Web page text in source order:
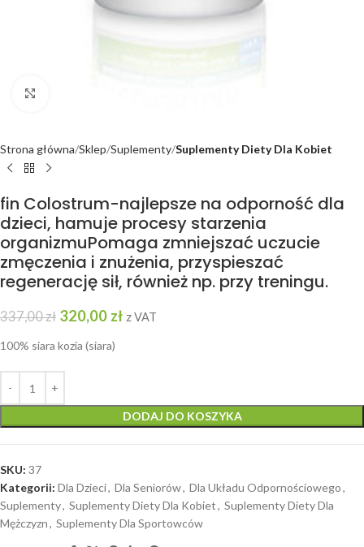
Strona główna Sklep Suplementy Suplementy Diety Dla Kobiet
fin Colostrum-najlepsze na odporność dla
dzieci, hamuje procesy starzenia
organizmuPomaga zmniejszać uczucie
zmęczenia i znużenia, przyspieszać
regenerację sił, również np. przy treningu.
337,00zł 320,00 zł z VAT
100% siara kozia (siara)
DODAJ DO KOSZYKA
SKU: 37
Kategorii: Dla Dzieci, Dla Seniorów, Dla Układu Odpornościowego,
Suplementy, Suplementy Diety Dla Kobiet, Suplementy Diety Dla
Mężczyzn, Suplementy Dla Sportowców